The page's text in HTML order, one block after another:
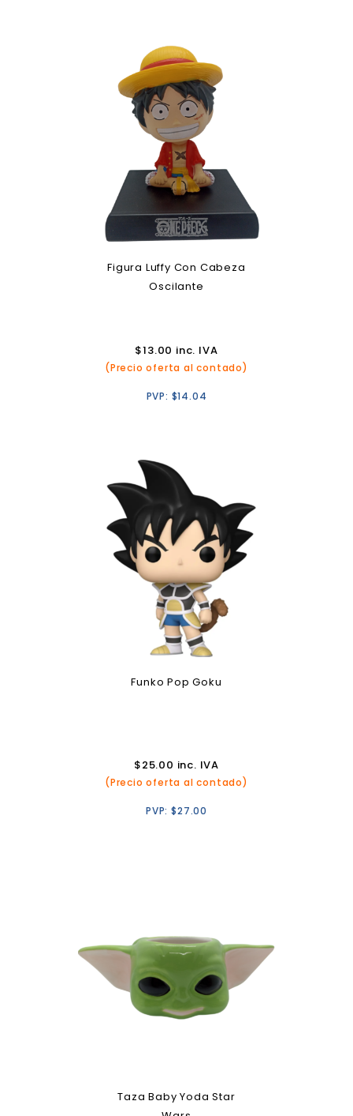
Figura Luffy Con Cabeza
Oscilante
$13.00 inc. IVA
(Precio oferta al contado)
PVP: $14.04
Funko Pop Goku
$25.00 inc. IVA
(Precio oferta al contado)
PVP:$27.00
Taza Baby Yoda Star